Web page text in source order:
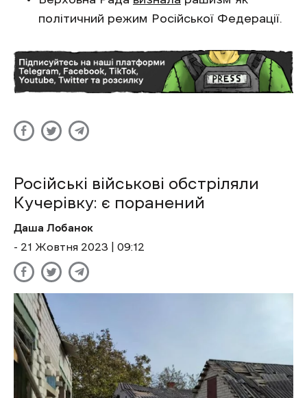
політичний режим Російської Федерації.
Російські військові обстріляли
Кучерівку: є поранений
Даша Лобанок
- 21 Жовтня 2023 | 09:12